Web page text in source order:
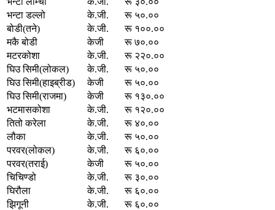
भन्टा डल्लो
के.जी.
रू ५०.००
बोडी(तने)
के.जी.
रू १००.००
मकै बोडी
केजी
रू ७०.००
मटरकोशा
के.जी.
रू २२०.००
घिउ सिमी(लोकल)
के.जी.
रू ५०.००
घिउ सिमी(हाइब्रीड)
केजी
रू ५०.००
घिउ सिमी(राजमा)
केजी
रू १३०.००
भटमासकोशा
के.जी.
रू १२०.००
तितो करेला
के.जी.
रू ४०.००
लौका
के.जी.
रू ५०.००
परवर(लोकल)
के.जी.
रू ६०.००
परवर(तराई)
केजी
रू ५०.००
चिचिण्डो
के.जी.
रू ३०.००
घिरौला
के.जी.
रू ६०.००
झिगूनी
के.जी.
रू ६०.००